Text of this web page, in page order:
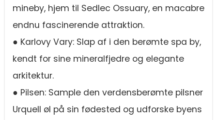
mineby, hjem til Sedlec Ossuary, en macabre
endnu fascinerende attraktion.
● Karlovy Vary: Slap af i den berømte spa by,
kendt for sine mineralfjedre og elegante
arkitektur.
● Pilsen: Sample den verdensberømte pilsner
Urquell øl på sin fødested og udforske byens